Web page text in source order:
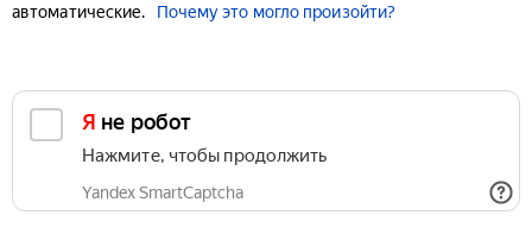
автоматические.
Почему это могло произойти?
Я не робот
Нажмите, чтобы продолжить
Yandex SmartCaptcha